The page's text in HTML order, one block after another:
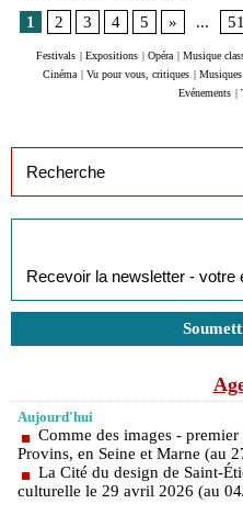
1
2 3 4 5 » ... 51
Festivals | Expositions | Opéra | Musique
Cinéma | Vu pour vous, critiques |
Evénements |
Aujourd'hui
Comme des images -
Provins, en Seine et Marne (au
La Cité du design de Saint-
culturelle le 29 avril 2026 (au